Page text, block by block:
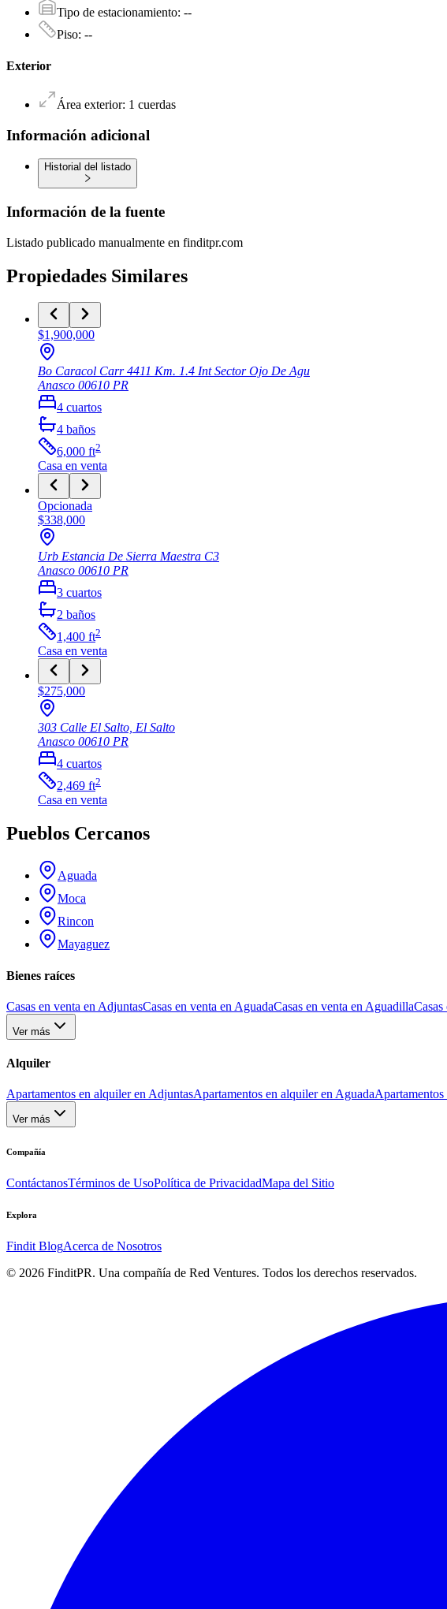
Tipo de estacionamiento: --
Piso: --
Exterior
Área exterior: 1 cuerdas
Información adicional
Historial del listado
Información de la fuente
Listado publicado manualmente en finditpr.com
Propiedades Similares
$1,900,000
Bo Caracol Carr 4411 Km. 1.4 Int Sector Ojo De Agu
Anasco 00610 PR
4 cuartos
4 baños
6,000 ft2
Casa en venta
Opcionada
$338,000
Urb Estancia De Sierra Maestra C3
Anasco 00610 PR
3 cuartos
2 baños
1,400 ft2
Casa en venta
$275,000
303 Calle El Salto, El Salto
Anasco 00610 PR
4 cuartos
2,469 ft2
Casa en venta
Pueblos Cercanos
Aguada
Moca
Rincon
Mayaguez
Bienes raíces
Casas en venta en AdjuntasCasas en venta en AguadaCasas en venta en Aguadilla
Ver más
Alquiler
Apartamentos en alquiler en AdjuntasApartamentos en alquiler en Aguada
Ver más
Compañía
ContáctanosTérminos de UsoPolítica de PrivacidadMapa del Sitio
Explora
Findit BlogAcerca de Nosotros
© 2026 FinditPR. Una compañía de Red Ventures. Todos los derechos reservados.